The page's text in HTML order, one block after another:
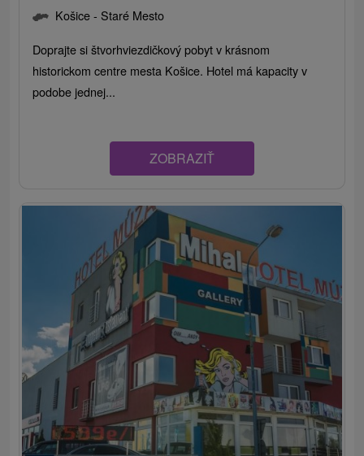
Košice - Staré Mesto
Doprajte si štvorhviezdičkový pobyt v krásnom
historickom centre mesta Košice. Hotel má kapacity v
podobe jednej...
ZOBRAZIŤ